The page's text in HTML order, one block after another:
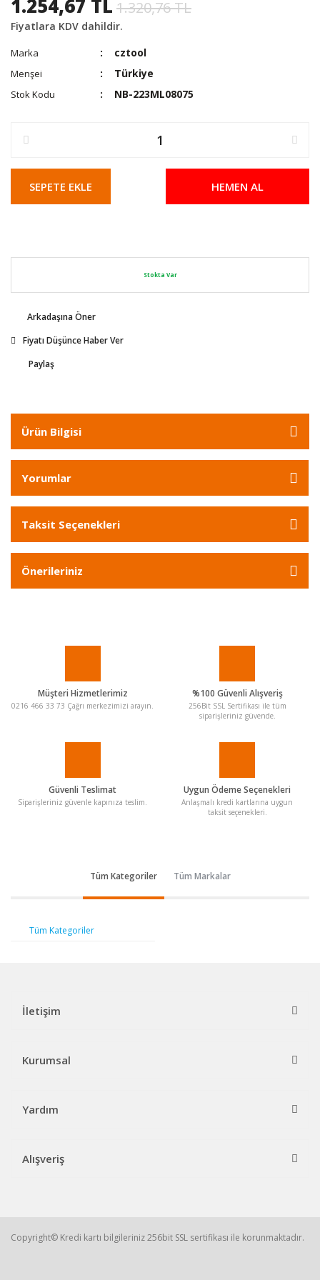
1.254,67 TL 1.320,76 TL
Fiyatlara KDV dahildir.
Marka cztool
Menşei Türkiye
Stok Kodu NB-223ML08075
SEPETE EKLE HEMEN AL
Stokta Var
Arkadaşına Öner
Fiyatı Düşünce Haber Ver
Paylaş
Ürün Bilgisi
Yorumlar
Taksit Seçenekleri
Önerileriniz
Müşteri Hizmetlerimiz
0216 466 33 73 Çağrı merkezimizi arayın.
%100 Güvenli Alışveriş
256Bit SSL Sertifikası ile tüm
siparişleriniz güvende.
Güvenli Teslimat
Siparişleriniz güvenle kapınıza teslim.
Uygun Ödeme Seçenekleri
Anlaşmalı kredi kartlarına uygun
taksit seçenekleri.
Tüm Kategoriler Tüm Markalar
Tüm Kategoriler
İletişim
Kurumsal
Yardım
Alışveriş
Copyright© Kredi kartı bilgileriniz 256bit SSL sertifikası ile korunmaktadır.